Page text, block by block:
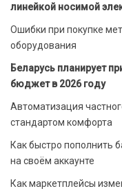
линейкой носимой
Ошибки при покупке
оборудования
Беларусь планирует
бюджет в 2026 году
Автоматизация
стандартом комфорта
Как быстро пополнить
на своём аккаунте
Как маркетплейсы